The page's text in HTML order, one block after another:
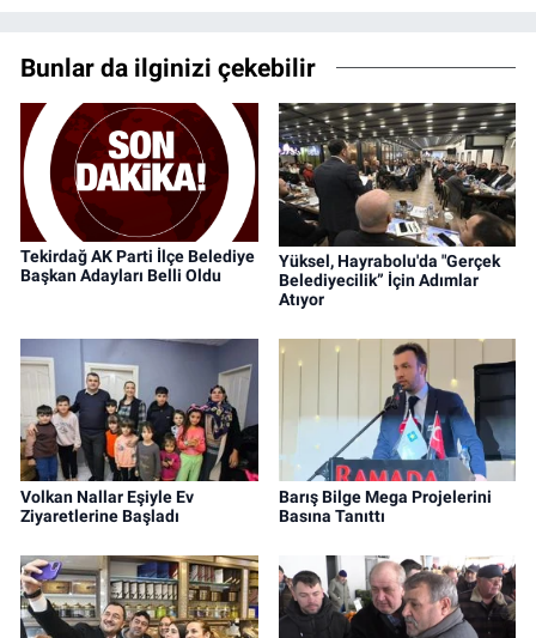
Bunlar da ilginizi çekebilir
Tekirdağ AK Parti İlçe Belediye
Başkan Adayları Belli Oldu
Yüksel, Hayrabolu'da "Gerçek
Belediyecilik” İçin Adımlar
Atıyor
Volkan Nallar Eşiyle Ev
Ziyaretlerine Başladı
Barış Bilge Mega Projelerini
Basına Tanıttı